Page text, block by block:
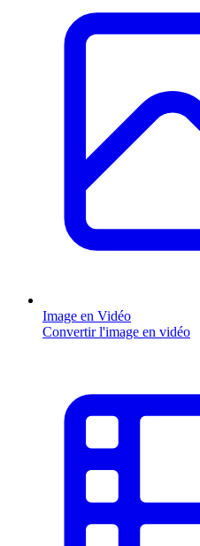
Image en Vidéo
Convertir l'image en vidéo